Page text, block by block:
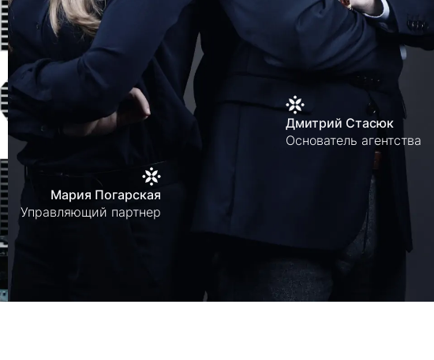
Мария Погарская
Управляющий партнер
Дмитрий Стасюк
Основатель агентства